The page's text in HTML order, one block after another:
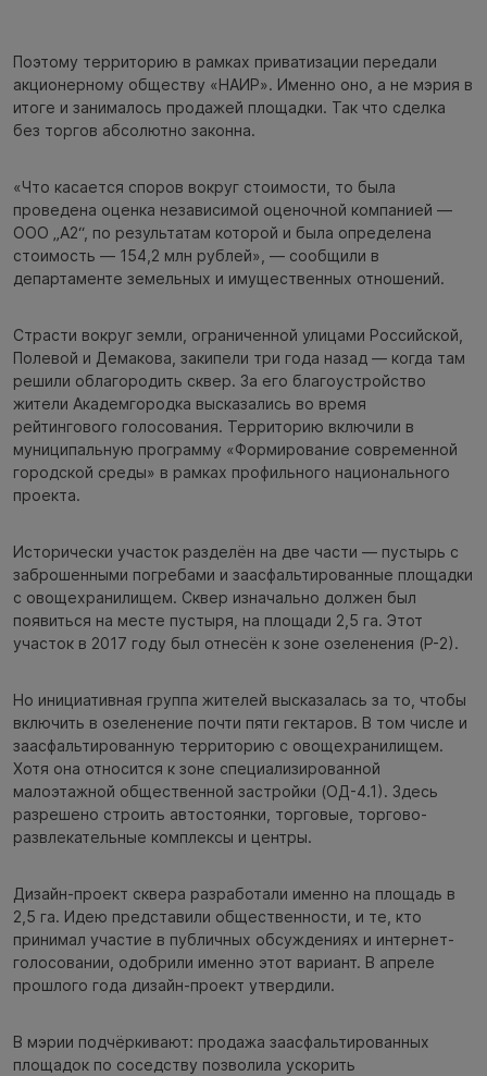
Поэтому территорию в рамках приватизации передали
акционерному обществу «НАИР». Именно оно, а не мэрия в
итоге и занималось продажей площадки. Так что сделка
без торгов абсолютно законна.
«Что касается споров вокруг стоимости, то была
проведена оценка независимой оценочной компанией —
ООО „А2“, по результатам которой и была определена
стоимость — 154,2 млн рублей», — сообщили в
департаменте земельных и имущественных отношений.
Страсти вокруг земли, ограниченной улицами Российской,
Полевой и Демакова, закипели три года назад — когда там
решили облагородить сквер. За его благоустройство
жители Академгородка высказались во время
рейтингового голосования. Территорию включили в
муниципальную программу «Формирование современной
городской среды» в рамках профильного национального
проекта.
Исторически участок разделён на две части — пустырь с
заброшенными погребами и заасфальтированные площадки
с овощехранилищем. Сквер изначально должен был
появиться на месте пустыря, на площади 2,5 га. Этот
участок в 2017 году был отнесён к зоне озеленения (Р-2).
Но инициативная группа жителей высказалась за то, чтобы
включить в озеленение почти пяти гектаров. В том числе и
заасфальтированную территорию с овощехранилищем.
Хотя она относится к зоне специализированной
малоэтажной общественной застройки (ОД-4.1). Здесь
разрешено строить автостоянки, торговые, торгово-
развлекательные комплексы и центры.
Дизайн-проект сквера разработали именно на площадь в
2,5 га. Идею представили общественности, и те, кто
принимал участие в публичных обсуждениях и интернет-
голосовании, одобрили именно этот вариант. В апреле
прошлого года дизайн-проект утвердили.
В мэрии подчёркивают: продажа заасфальтированных
площадок по соседству позволила ускорить